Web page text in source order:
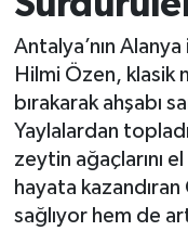
Antalya’nın
Hilmi Özen, klasik
bırakarak ahşabı
Yaylalardan
zeytin ağaçlarını
hayata
sağlıyor hem de
KÜLTÜR SANAT
MAGAZİN
YEREL